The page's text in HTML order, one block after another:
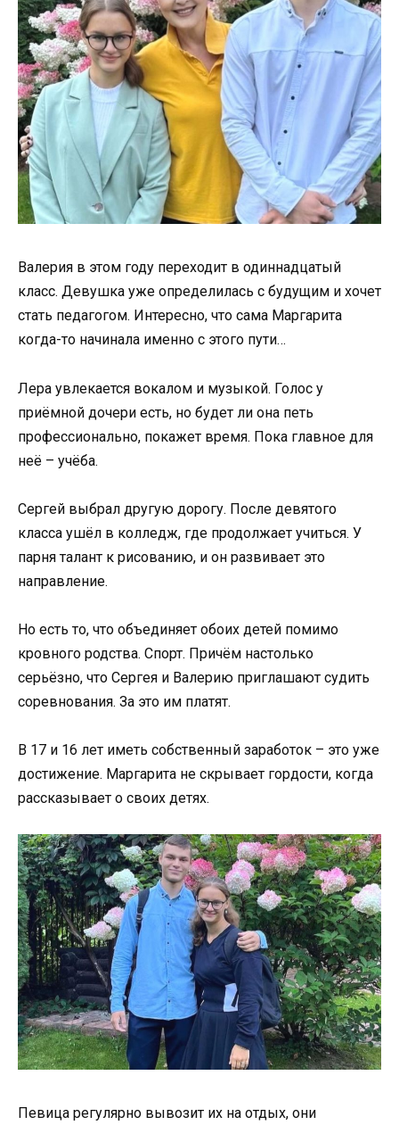
Валерия в этом году переходит в одиннадцатый
класс. Девушка уже определилась с будущим и хочет
стать педагогом. Интересно, что сама Маргарита
когда-то начинала именно с этого пути…
Лера увлекается вокалом и музыкой. Голос у
приёмной дочери есть, но будет ли она петь
профессионально, покажет время. Пока главное для
неё – учёба.
Сергей выбрал другую дорогу. После девятого
класса ушёл в колледж, где продолжает учиться. У
парня талант к рисованию, и он развивает это
направление.
Но есть то, что объединяет обоих детей помимо
кровного родства. Спорт. Причём настолько
серьёзно, что Сергея и Валерию приглашают судить
соревнования. За это им платят.
В 17 и 16 лет иметь собственный заработок – это уже
достижение. Маргарита не скрывает гордости, когда
рассказывает о своих детях.
Певица регулярно вывозит их на отдых, они